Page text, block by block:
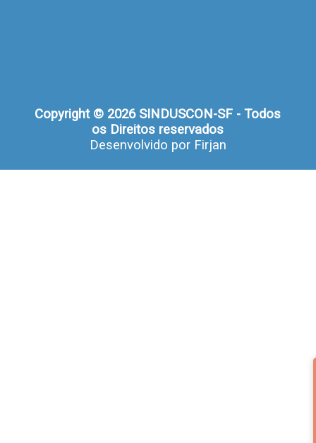
Copyright © 2026 SINDUSCON-SF - Todos
os Direitos reservados
Desenvolvido por Firjan